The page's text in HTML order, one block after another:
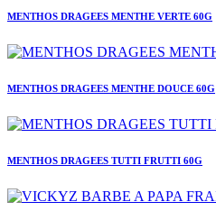
MENTHOS DRAGEES MENTHE VERTE 60G
MENTHOS DRAGEES MENTHE DOUCE 60G
MENTHOS DRAGEES TUTTI FRUTTI 60G